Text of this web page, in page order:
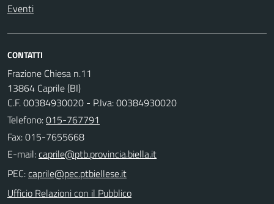
Eventi
CONTATTI
Frazione Chiesa n.11
13864 Caprile (BI)
C.F. 00384930020 - P.Iva: 00384930020
Telefono:015-767791
Fax: 015-7655668
E-mail:
PEC:
Ufficio Relazioni con il Pubblico